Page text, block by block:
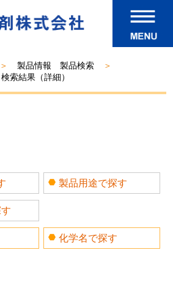
製品情報 製品検索
検索結果（詳細）
製品用途で探す
化学名で探す